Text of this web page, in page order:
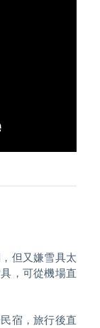
但又嫌雪具太
，可從機場直
宿，旅行後直